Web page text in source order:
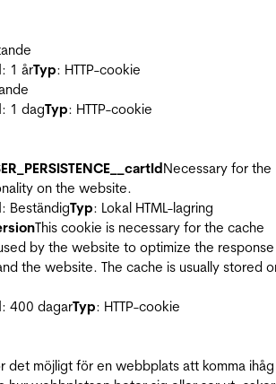
: 1 årTyp: HTTP-cookie
: 1 dagTyp: HTTP-cookie
Necessary for the
on the website.
: BeständigTyp: Lokal HTML-lagring
This cookie is necessary for the cache
by the website to optimize the
the website. The cache is usually stored
: 400 dagarTyp: HTTP-cookie
det möjligt för en webbplats att komma ihåg